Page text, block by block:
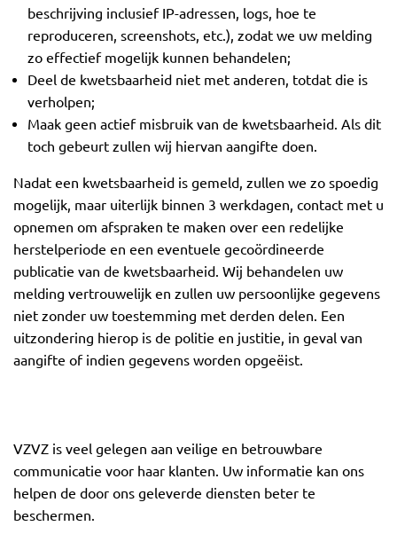
beschrijving inclusief IP-adressen, logs, hoe te
reproduceren, screenshots, etc.), zodat we uw melding
zo effectief mogelijk kunnen behandelen;
Deel de kwetsbaarheid niet met anderen, totdat die is
verholpen;
Maak geen actief misbruik van de kwetsbaarheid. Als dit
toch gebeurt zullen wij hiervan aangifte doen.
Nadat een kwetsbaarheid is gemeld, zullen we zo spoedig
mogelijk, maar uiterlijk binnen 3 werkdagen, contact met u
opnemen om afspraken te maken over een redelijke
herstelperiode en een eventuele gecoördineerde
publicatie van de kwetsbaarheid. Wij behandelen uw
melding vertrouwelijk en zullen uw persoonlijke gegevens
niet zonder uw toestemming met derden delen. Een
uitzondering hierop is de politie en justitie, in geval van
aangifte of indien gegevens worden opgeëist.
VZVZ is veel gelegen aan veilige en betrouwbare
communicatie voor haar klanten. Uw informatie kan ons
helpen de door ons geleverde diensten beter te
beschermen.